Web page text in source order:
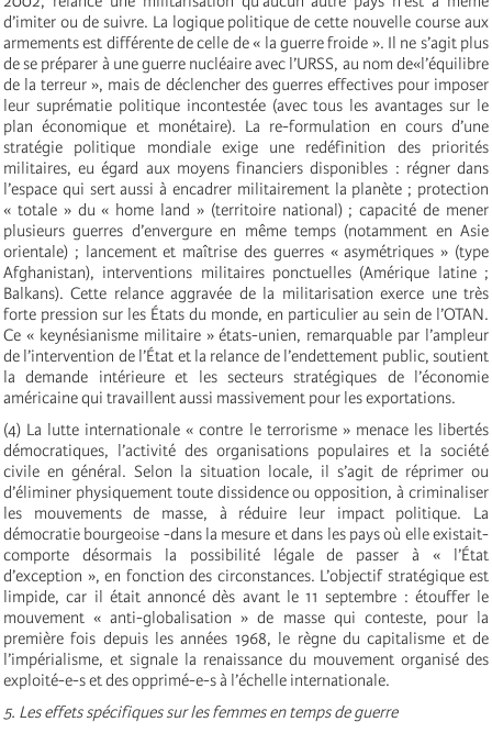
d’imiter ou de suivre. La logique politique de cette nouvelle course aux
armements est différente de celle de « la guerre froide ». Il ne s’agit plus
de se préparer à une guerre nucléaire avec l’URSS, au nom de«l’équilibre
de la terreur », mais de déclencher des guerres effectives pour imposer
leur suprématie politique incontestée (avec tous les avantages sur le
plan économique et monétaire). La re-formulation en cours d’une
stratégie politique mondiale exige une redéfinition des priorités
militaires, eu égard aux moyens financiers disponibles : régner dans
l’espace qui sert aussi à encadrer militairement la planète ; protection
« totale » du « home land » (territoire national) ; capacité de mener
plusieurs guerres d’envergure en même temps (notamment en Asie
orientale) ; lancement et maîtrise des guerres « asymétriques » (type
Afghanistan), interventions militaires ponctuelles (Amérique latine ;
Balkans). Cette relance aggravée de la militarisation exerce une très
forte pression sur les États du monde, en particulier au sein de l’OTAN.
Ce « keynésianisme militaire » états-unien, remarquable par l’ampleur
de l’intervention de l’État et la relance de l’endettement public, soutient
la demande intérieure et les secteurs stratégiques de l’économie
américaine qui travaillent aussi massivement pour les exportations.
(4) La lutte internationale « contre le terrorisme » menace les libertés
démocratiques, l’activité des organisations populaires et la société
civile en général. Selon la situation locale, il s’agit de réprimer ou
d’éliminer physiquement toute dissidence ou opposition, à criminaliser
les mouvements de masse, à réduire leur impact politique. La
démocratie bourgeoise -dans la mesure et dans les pays où elle existait-
comporte désormais la possibilité légale de passer à « l’État
d’exception », en fonction des circonstances. L’objectif stratégique est
limpide, car il était annoncé dès avant le 11 septembre : étouffer le
mouvement « anti-globalisation » de masse qui conteste, pour la
première fois depuis les années 1968, le règne du capitalisme et de
l’impérialisme, et signale la renaissance du mouvement organisé des
exploité-e-s et des opprimé-e-s à l’échelle internationale.
5. Les effets spécifiques sur les femmes en temps de guerre